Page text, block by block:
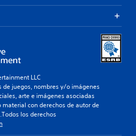
LLC
de juegos, nombres y/o imágenes
arte e imágenes asociadas
con derechos de autor de
los derechos